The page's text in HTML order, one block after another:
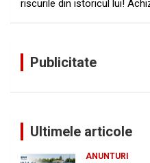
riscurile din istoricul lui!
Publicitate
Ultimele articole
ANUNTURI